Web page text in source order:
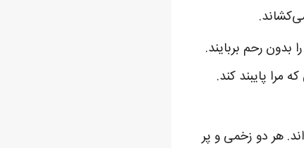
بدون رحم بربایند.
مرا پایبند کند.
هر دو زخمی و پر